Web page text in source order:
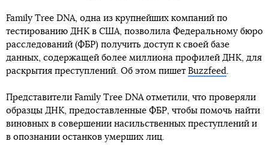
Family Tree DNA, одна из крупнейших компаний по
тестированию ДНК в США, позволила Федеральному бюро
расследований (ФБР) получить доступ к своей базе
данных, содержащей более миллиона профилей ДНК, для
раскрытия преступлений. Об этом пишет Buzzfeed.
Представители Family Tree DNA отметили, что проверяли
образцы ДНК, предоставленные ФБР, чтобы помочь найти
виновных в совершении насильственных преступлений и
в опознании останков умерших лиц.